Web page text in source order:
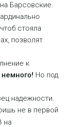
Барсовские.
стояла
позволят
к
немного! Но под
надежности.
не в первой
на